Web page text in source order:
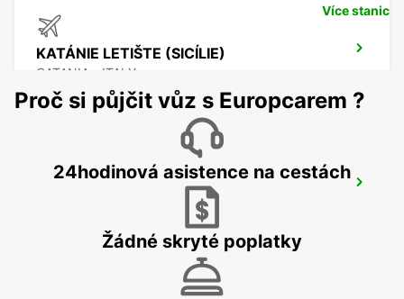
KATÁNIE LETIŠTE (SICÍLIE)
CATANIA - ITALY
Více stanic
Proč si půjčit vůz s Europcarem ?
24hodinová asistence na cestách
Žádné skryté poplatky